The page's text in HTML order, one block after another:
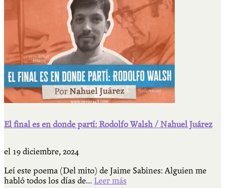
El final es en donde partí: Rodolfo Walsh / Nahuel Juárez
el 19 diciembre, 2024
Leí este poema (Del mito) de Jaime Sabines: Alguien me
habló todos los días de... Leer más